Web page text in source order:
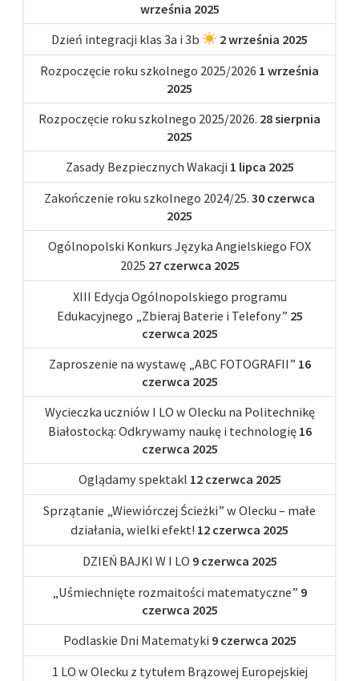
września 2025
Dzień integracji klas 3a i 3b
2 września 2025
Rozpoczęcie roku szkolnego 2025/2026 1 września
2025
Rozpoczęcie roku szkolnego 2025/2026. 28 sierpnia
2025
Zasady Bezpiecznych Wakacji 1 lipca 2025
Zakończenie roku szkolnego 2024/25. 30 czerwca
2025
Ogólnopolski Konkurs Języka Angielskiego FOX
2025 27 czerwca 2025
XIII Edycja Ogólnopolskiego programu
Edukacyjnego „Zbieraj Baterie i Telefony” 25
czerwca 2025
Zaproszenie na wystawę „ABC FOTOGRAFII” 16
czerwca 2025
Wycieczka uczniów I LO w Olecku na Politechnikę
Białostocką: Odkrywamy naukę i technologię 16
czerwca 2025
Oglądamy spektakl 12 czerwca 2025
Sprzątanie „Wiewiórczej Ścieżki” w Olecku – małe
działania, wielki efekt! 12 czerwca 2025
DZIEŃ BAJKI W I LO 9 czerwca 2025
„Uśmiechnięte rozmaitości matematyczne” 9
czerwca 2025
Podlaskie Dni Matematyki 9 czerwca 2025
1 LO w Olecku z tytułem Brązowej Europejskiej